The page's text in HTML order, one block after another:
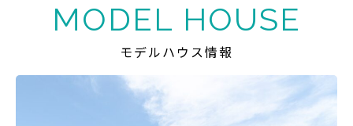
MODEL HOUSE
モデルハウス情報